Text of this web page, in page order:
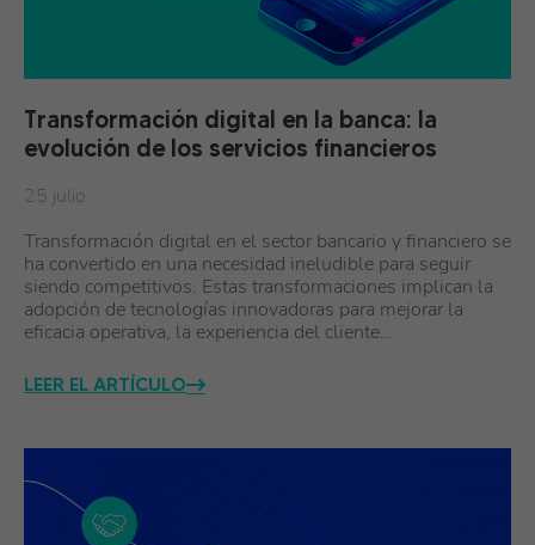
Transformación digital en la banca: la
evolución de los servicios financieros
25 julio
Transformación digital en el sector bancario y financiero se
ha convertido en una necesidad ineludible para seguir
siendo competitivos. Estas transformaciones implican la
adopción de tecnologías innovadoras para mejorar la
eficacia operativa, la experiencia del cliente…
LEER EL ARTÍCULO